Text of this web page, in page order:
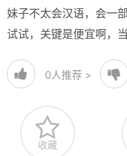
妹子不太会汉语，会一
试试，关键是便宜啊，
0人推荐 >
收藏